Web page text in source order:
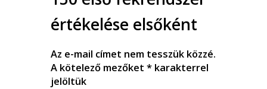
értékelése elsőként
Az e-mail címet nem tesszük közzé.
A kötelező mezőket *karakterrel
jelöltük